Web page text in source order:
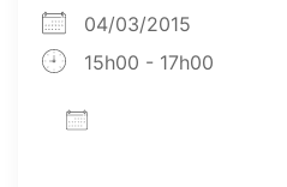
04/03/2015
15h00 - 17h00